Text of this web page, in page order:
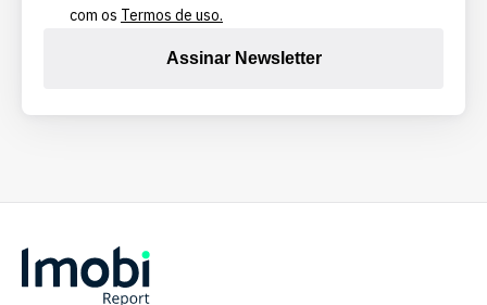
com os Termos de uso.
Assinar Newsletter